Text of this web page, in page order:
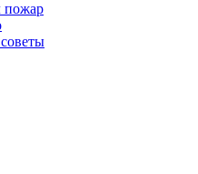
пожар